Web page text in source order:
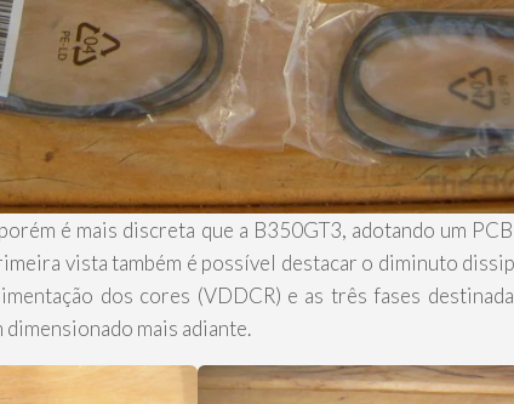
é mais discreta que a B350GT3, adotando um
vista também é possível destacar o diminuto
dos cores (VDDCR) e as três fases
mais adiante.